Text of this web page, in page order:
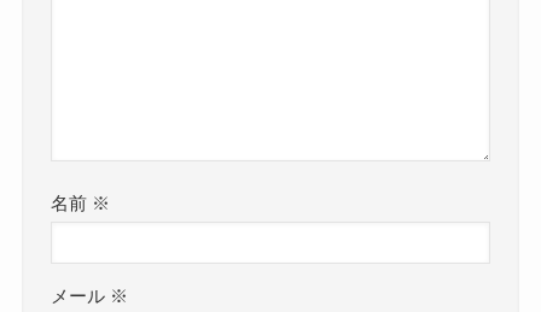
名前 ※
メール ※